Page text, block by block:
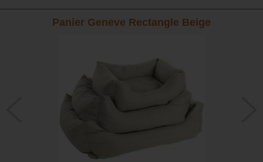
Panier Geneve Rectangle Beige